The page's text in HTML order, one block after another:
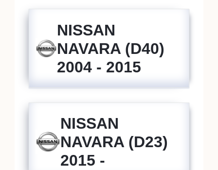
NISSAN
NAVARA (D40)
2004 - 2015
NISSAN
NAVARA (D23)
2015 -